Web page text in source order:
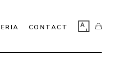
CONTACT